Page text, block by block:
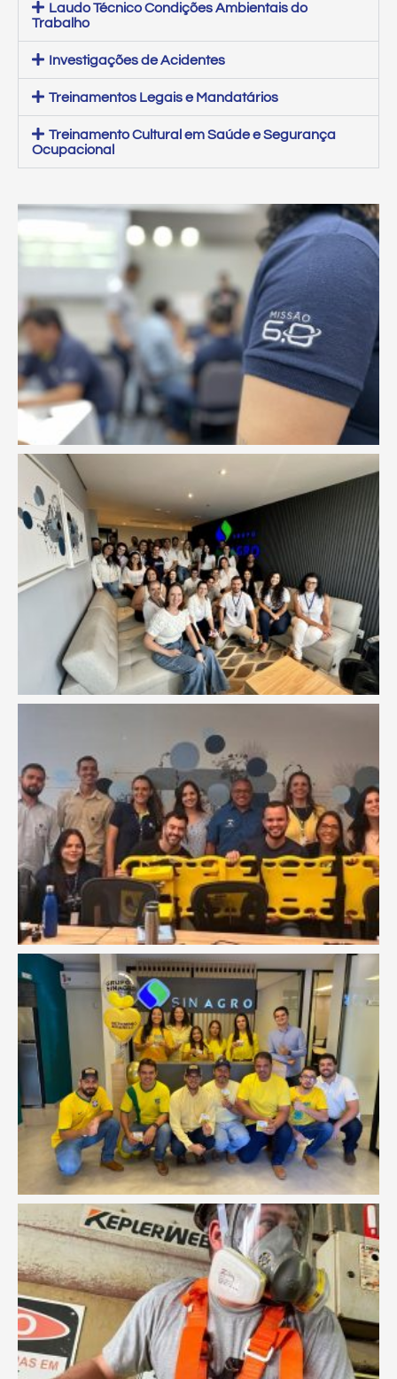
Laudo Técnico Condições Ambientais do
Trabalho
Investigações de Acidentes
Treinamentos Legais e Mandatários
Treinamento Cultural em Saúde e Segurança
Ocupacional